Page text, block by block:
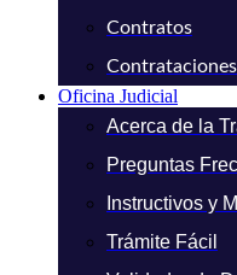
Contratos
Oficina Judicial
Acerca de la
Preguntas
Instructivos y
Trámite Fácil